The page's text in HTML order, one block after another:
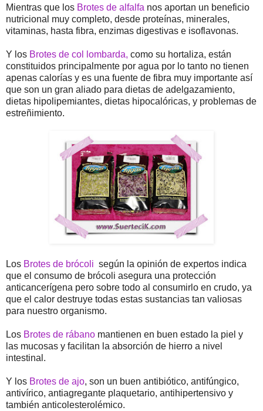
Mientras que los Brotes de alfalfa nos aportan un beneficio
nutricional muy completo, desde proteínas, minerales,
vitaminas, hasta fibra, enzimas digestivas e isoflavonas.
Y los Brotes de col lombarda, como su hortaliza, están
constituidos principalmente por agua por lo tanto no tienen
apenas calorías y es una fuente de fibra muy importante así
que son un gran aliado para dietas de adelgazamiento,
dietas hipolipemiantes, dietas hipocalóricas, y problemas de
estreñimiento.
Los Brotes de brócoli según la opinión de expertos indica
que el consumo de brócoli asegura una protección
anticancerígena pero sobre todo al consumirlo en crudo, ya
que el calor destruye todas estas sustancias tan valiosas
para nuestro organismo.
Los Brotes de rábano mantienen en buen estado la piel y
las mucosas y facilitan la absorción de hierro a nivel
intestinal.
Y los Brotes de ajo, son un buen antibiótico, antifúngico,
antivírico, antiagregante plaquetario, antihipertensivo y
también anticolesterolémico.